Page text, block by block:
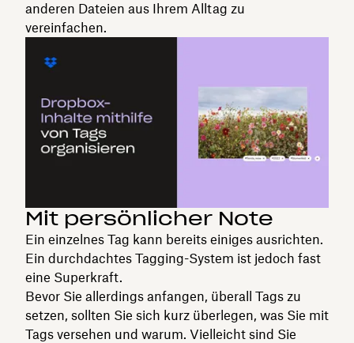
anderen Dateien aus Ihrem Alltag zu
vereinfachen.
Mit persönlicher Note
Ein einzelnes Tag kann bereits einiges ausrichten.
Ein durchdachtes Tagging-System ist jedoch fast
eine Superkraft.
Bevor Sie allerdings anfangen, überall Tags zu
setzen, sollten Sie sich kurz überlegen, was Sie mit
Tags versehen und warum. Vielleicht sind Sie